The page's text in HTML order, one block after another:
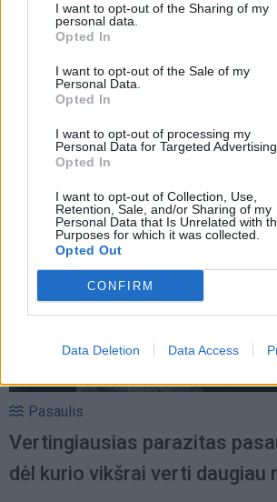
I want to opt-out of the Sharing of my
personal data.
Opted In
I want to opt-out of the Sale of my
Personal Data.
Opted In
I want to opt-out of processing my
Personal Data for Targeted Advertising.
Opted In
I want to opt-out of Collection, Use,
Retention, Sale, and/or Sharing of my
Personal Data that Is Unrelated with
Purposes for which it was collected.
Opted Out
CONFIRM
Data Deletion Data Access
Kaip išprašyti nekviestus
Pasaulis
Vertingiausias parazitas
dėl kurio vikšrai verti daugiau